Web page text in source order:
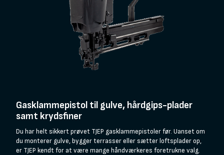
Gasklammepistol til gulve, hårdgips-plader
samt krydsfiner
Du har helt sikkert prøvet TJEP gasklammepistoler før. Uanset om
du monterer gulve, bygger terrasser eller sætter loftsplader op,
er TJEP kendt for at være mange håndværkeres foretrukne valg.